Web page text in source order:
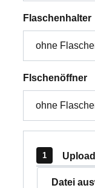
Flaschenhalter
Flschenöffner
Datei